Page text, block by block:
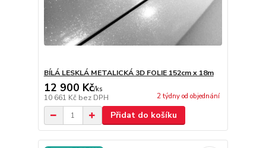
BÍLÁ LESKLÁ METALICKÁ 3D FOLIE 152cm x 18m
12 900 Kč/ks
10 661 Kč bez DPH 2 týdny od objednání
Přidat do košíku